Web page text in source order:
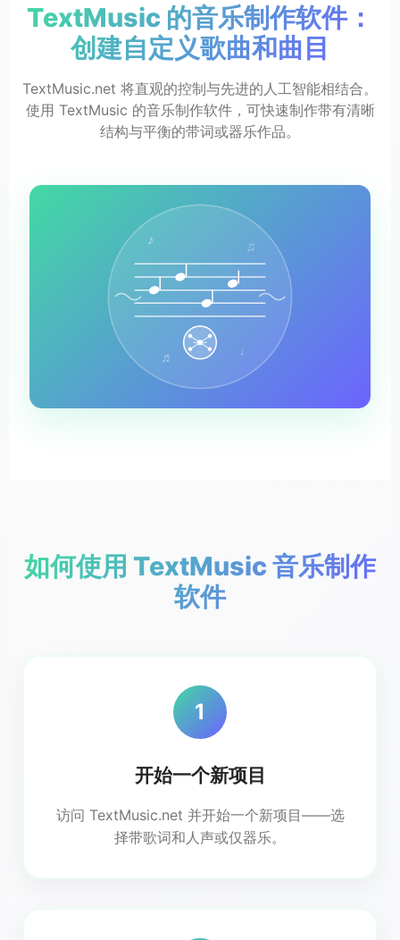
TextMusic 的音乐制作软件：
创建自定义歌曲和曲目
TextMusic.net 将直观的控制与先进的人工智能相结合。
使用 TextMusic 的音乐制作软件，可快速制作带有清晰
结构与平衡的带词或器乐作品。
♪ ♫
♬ ♩
如何使用 TextMusic 音乐制作
软件
1
开始一个新项目
访问 TextMusic.net 并开始一个新项目——选
择带歌词和人声或仅器乐。